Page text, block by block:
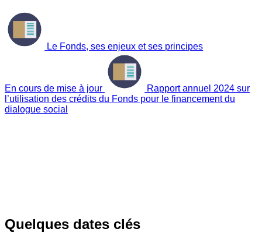
Le Fonds, ses enjeux et ses principes
En cours de mise à jour
Rapport annuel 2024 sur
l’utilisation des crédits du Fonds pour le financement du
dialogue social
Quelques dates clés